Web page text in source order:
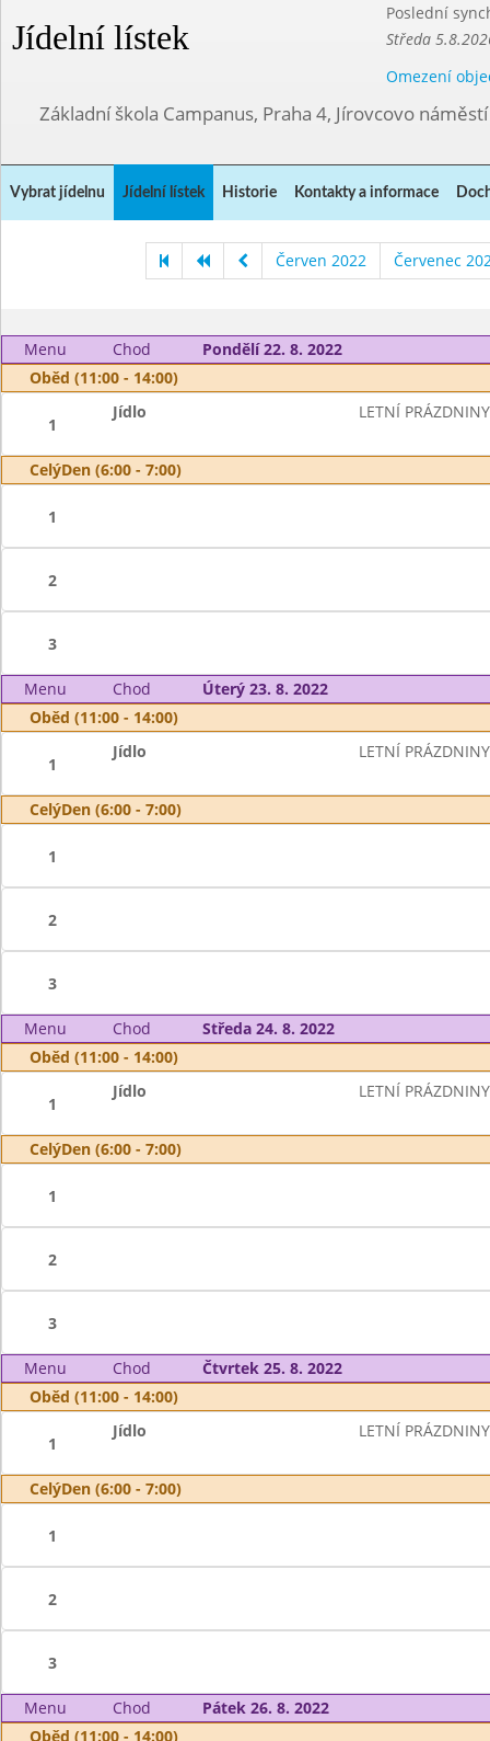
Jídelní lístek
Poslední
Středa
Omezení
Základní škola Campanus, Praha 4, Jírovcovo
Vybrat jídelnu Jídelní lístek Historie Kontakty a informace
Červen 2022 Červenec
Menu Chod
Pondělí 22. 8. 2022
Oběd (11:00 - 14:00)
1
Jídlo LETNÍ PRÁZDNINY
CelýDen (6:00 - 7:00)
1
2
3
Menu Chod
Úterý 23. 8. 2022
Oběd (11:00 - 14:00)
1
Jídlo LETNÍ PRÁZDNINY
CelýDen (6:00 - 7:00)
1
2
3
Menu Chod
Středa 24. 8. 2022
Oběd (11:00 - 14:00)
1
Jídlo LETNÍ PRÁZDNINY
CelýDen (6:00 - 7:00)
1
2
3
Menu Chod
Čtvrtek 25. 8. 2022
Oběd (11:00 - 14:00)
1
Jídlo LETNÍ PRÁZDNINY
CelýDen (6:00 - 7:00)
1
2
3
Menu Chod
Pátek 26. 8. 2022
Oběd (11:00 - 14:00)